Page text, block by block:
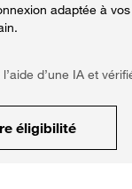
adaptée à
d’une IA et
éligibilité